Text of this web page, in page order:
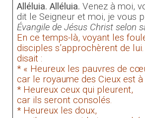
Alléluia. Alléluia. Venez à moi,
dit le Seigneur et moi, je vous
Évangile de Jésus Christ selon
En ce temps-là, voyant les
disciples s’approchèrent de
disait :
* « Heureux les pauvres de
car le royaume des Cieux est à
* Heureux ceux qui pleurent,
car ils seront consolés.
* Heureux les doux,